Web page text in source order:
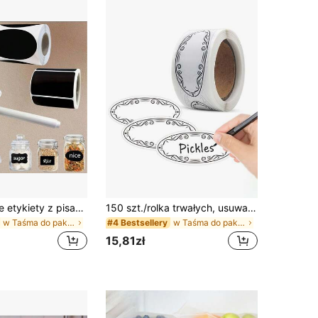
[Wodoodporne etykiety z pisakiem] Ponad 120 wielokrotnego użytku wodoodpornych etykiet tablicowych z pisakiem – usuwalne naklejki na pojemniki do przechowywania, słoiki Mason, butelki, spiżarnie, artykuły biurowe, prezenty świąteczne, upominki na przyjęcia, artykuły szkolne
w Taśma do pakowania żywności, naklejki i etykiety
150 szt./rolka trwałych, usuwalnych naklejek - łatwe do odklejenia, bez śladów, dekoracyjne etykiety odpowiednie do organizacji domu, na Halloween, Święto Dziękczynienia, Boże Narodzenie, imprezy zimowe, dekoracje noworoczne i nie tylko.
#4 Bestsellery w Taśma do pakowania żywności, naklejki i etykiety
15,81zł